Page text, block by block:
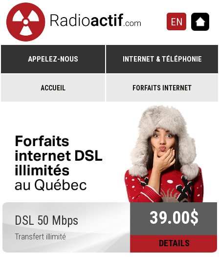
EN
APPELEZ-NOUS INTERNET & TÉLÉPHONIE
ACCUEIL FORFAITS INTERNET
DSL 50 Mbps
Transfert illimité
39.00$
DETAILS